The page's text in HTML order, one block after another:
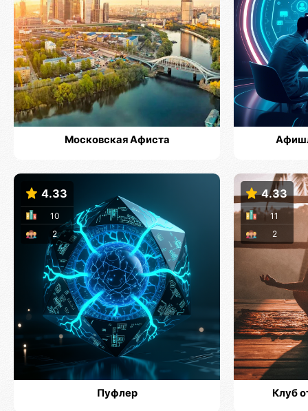
Московская Афиста
4.33
2
10
Пуфлер
4.33
2
11
Клуб